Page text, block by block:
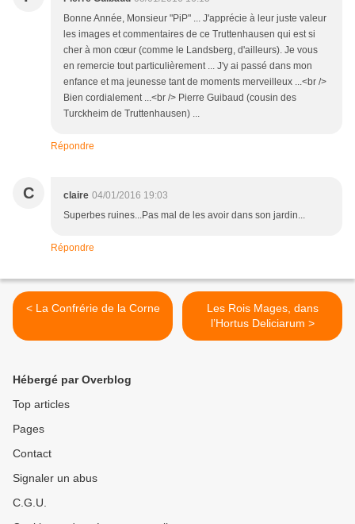
Bonne Année, Monsieur "PiP" ... J'apprécie à leur juste valeur
les images et commentaires de ce Truttenhausen qui est si
cher à mon cœur (comme le Landsberg, d'ailleurs). Je vous
en remercie tout particulièrement ... J'y ai passé dans mon
enfance et ma jeunesse tant de moments merveilleux ...<br />
Bien cordialement ...<br /> Pierre Guibaud (cousin des
Turckheim de Truttenhausen) ...
Répondre
C claire 04/01/2016 19:03
Superbes ruines...Pas mal de les avoir dans son jardin...
Répondre
< La Confrérie de la Corne
Les Rois Mages, dans
l’Hortus Deliciarum >
Hébergé par Overblog
Top articles
Pages
Contact
Signaler un abus
C.G.U.